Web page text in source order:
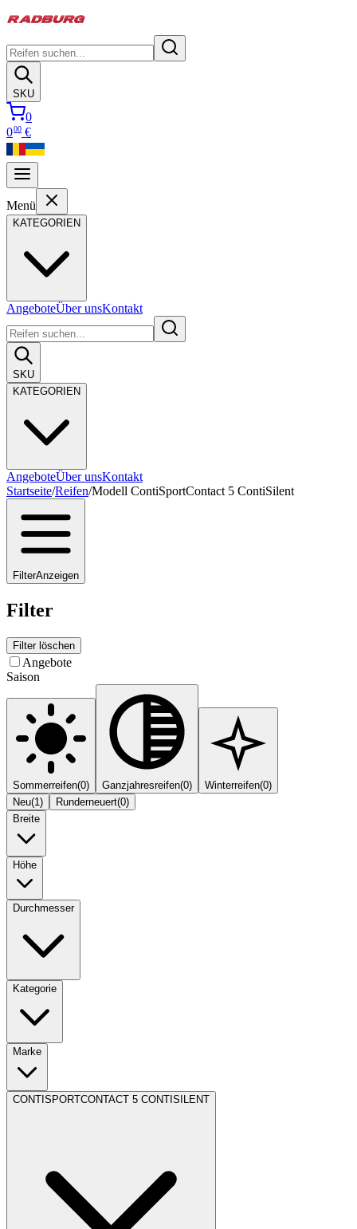
SKU
0
000 €
Menü
KATEGORIEN
AngeboteÜber unsKontakt
SKU
KATEGORIEN
AngeboteÜber unsKontakt
Startseite/Reifen/Modell ContiSportContact 5 ContiSilent
FilterAnzeigen
Filter
Filter löschen
Angebote
Saison
Sommerreifen(0) Ganzjahresreifen(0) Winterreifen(0)
Neu(1) Runderneuert(0)
Breite
Höhe
Durchmesser
Kategorie
Marke
CONTISPORTCONTACT 5 CONTISILENT